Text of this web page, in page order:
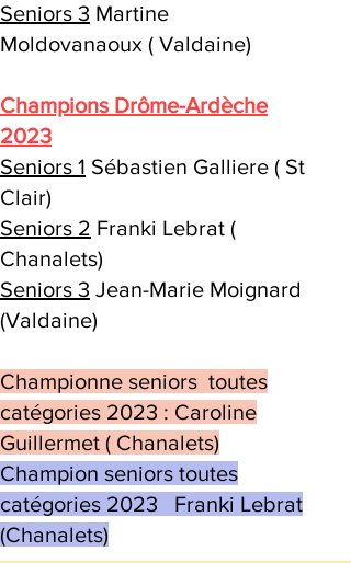
Seniors 3 Martine
Moldovanaoux ( Valdaine)
Champions Drôme-Ardèche
2023
Seniors 1 Sébastien Galliere ( St
Clair)
Seniors 2 Franki Lebrat (
Chanalets)
Seniors 3 Jean-Marie Moignard
(Valdaine)
Championne seniors toutes
catégories 2023 : Caroline
Guillermet ( Chanalets)
Champion seniors toutes
catégories 2023 Franki Lebrat
(Chanalets)